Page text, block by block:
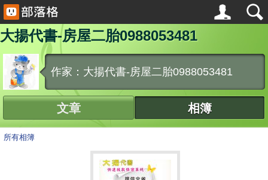
大揚代書-房屋二胎0988053481
作家：大揚代書-房屋二胎0988053481
文章 相簿
所有相簿